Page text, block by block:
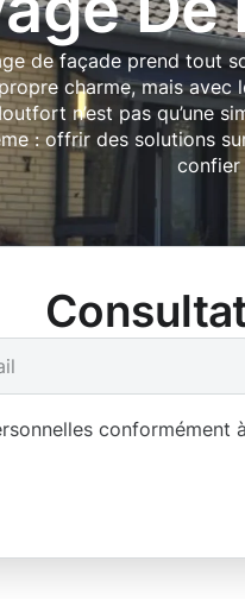
de façade prend tout
charme, mais
n’est pas qu’une
: offrir des solutions
conformément à